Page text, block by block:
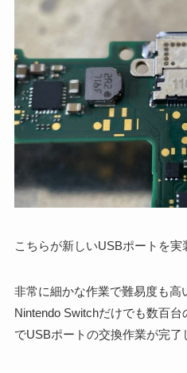
こちらが新しいUSBポートを実
非常に細かな作業で難易度も高
Nintendo Switchだけでも数百
でUSBポートの交換作業が完了